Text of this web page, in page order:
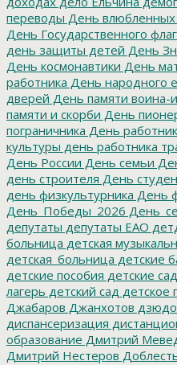
переводы День влюбленных
День Государственного
день защиты детей День
День космонавтики День
работника День народного
дверей День памяти воина-
памяти и скорби День
пограничника День
культуры день работника
День России День семьи
день строителя День
день физкультурника День
День_Победы_2026
депутаты депутаты ЕАО
больница детская
детская_больница детские
детские пособия детские
лагерь детский сад детское
Джабаров Джанхотов дзюдо
диспансеризация
образование Дмитрий
Дмитрий Нестеров